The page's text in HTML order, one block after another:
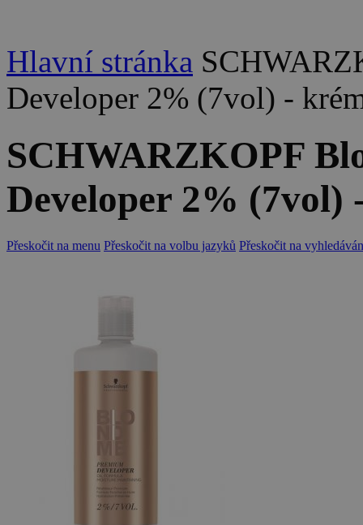
Hlavní stránka
Developer 2% (7vol) -
SCHWARZKOPF
Developer 2% (7vol)
Přeskočit na menu Přeskočit na volbu jazyků Přeskočit na